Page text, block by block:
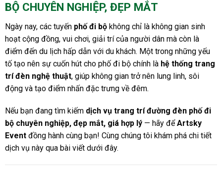
BỘ CHUYÊN NGHIỆP, ĐẸP MẮT
Ngày nay, các tuyến phố đi bộkhông chỉ là không gian sinh
hoạt cộng đồng, vui chơi, giải trí của người dân mà còn là
điểm đến du lịch hấp dẫn với du khách. Một trong những yếu
tố tạo nên sự cuốn hút cho phố đi bộ chính là hệ thống trang
trí đèn nghệ thuật, giúp không gian trở nên lung linh, sôi
động và tạo điểm nhấn đặc trưng về đêm.
Nếu bạn đang tìm kiếm dịch vụ trang trí đường đèn phố đi
bộ chuyên nghiệp, đẹp mắt, giá hợp lý— hãy đểArtsky
Eventđồng hành cùng bạn! Cùng chúng tôi khám phá chi tiết
dịch vụ này qua bài viết dưới đây.